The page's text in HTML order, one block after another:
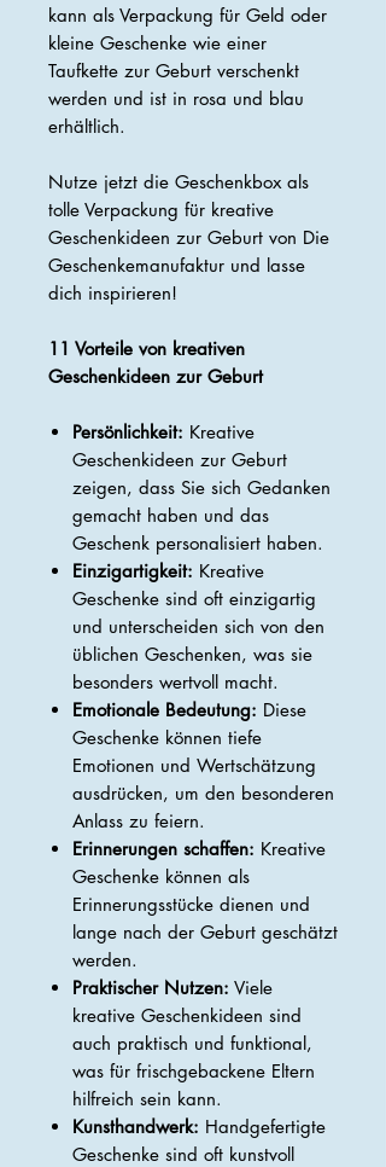
kann als Verpackung für Geld oder
kleine Geschenke wie einer
Taufkette zur Geburt verschenkt
werden und ist in rosa und blau
erhältlich.
Nutze jetzt die Geschenkbox als
tolle Verpackung für kreative
Geschenkideen zur Geburt von Die
Geschenkemanufaktur und lasse
dich inspirieren!
11 Vorteile von kreativen
Geschenkideen zur Geburt
Persönlichkeit: Kreative
Geschenkideen zur Geburt
zeigen, dass Sie sich Gedanken
gemacht haben und das
Geschenk personalisiert haben.
Einzigartigkeit: Kreative
Geschenke sind oft einzigartig
und unterscheiden sich von den
üblichen Geschenken, was sie
besonders wertvoll macht.
Emotionale Bedeutung: Diese
Geschenke können tiefe
Emotionen und Wertschätzung
ausdrücken, um den besonderen
Anlass zu feiern.
Erinnerungen schaffen: Kreative
Geschenke können als
Erinnerungsstücke dienen und
lange nach der Geburt geschätzt
werden.
Praktischer Nutzen: Viele
kreative Geschenkideen sind
auch praktisch und funktional,
was für frischgebackene Eltern
hilfreich sein kann.
Kunsthandwerk: Handgefertigte
Geschenke sind oft kunstvoll